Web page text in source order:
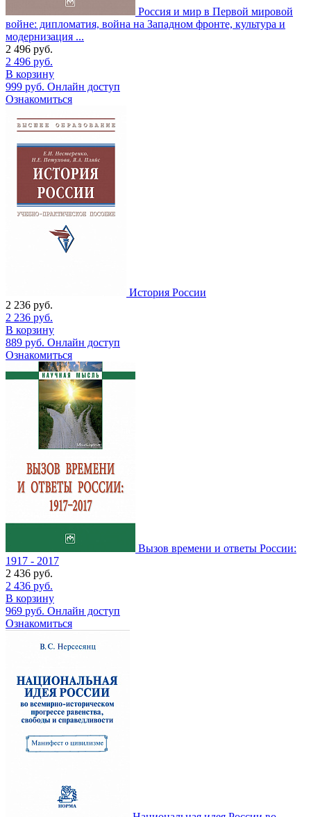
Россия и мир в Первой мировой
войне: дипломатия, война на Западном фронте, культура и
модернизация ...
2 496 руб.
2 496 руб.
В корзину
999 руб. Онлайн доступ
Ознакомиться
История России
2 236 руб.
2 236 руб.
В корзину
889 руб. Онлайн доступ
Ознакомиться
Вызов времени и ответы России:
1917 - 2017
2 436 руб.
2 436 руб.
В корзину
969 руб. Онлайн доступ
Ознакомиться